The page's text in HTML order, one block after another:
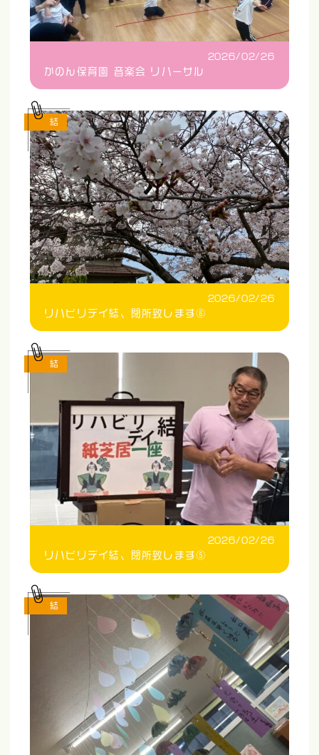
2026/02/26
かのん保育園 音楽会 リハーサル
2026/02/26
リハビリデイ結、閉所致します⑥
結
2026/02/26
リハビリデイ結、閉所致します⑤
結
結